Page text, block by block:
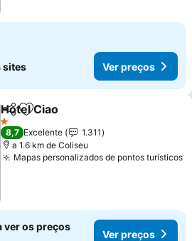
sites Ver preços
PartilharAdicionar aos favoritos
Hotel Ciao
1 Estrelas
8,7 Excelente
1.311
a 1.6 km de Coliseu
Mapas personalizados de pontos turísticos
ver os preços
Ver preços